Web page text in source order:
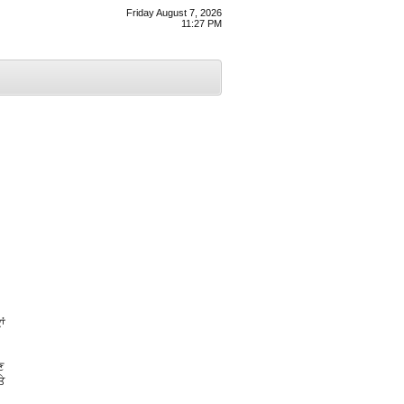
Friday August 7, 2026
11:27 PM